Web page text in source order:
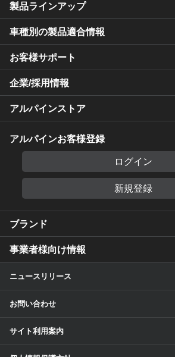
製品ラインアップ
車種別の製品適合情報
お客様サポート
企業/採用情報
アルパインストア
アルパインお客様登録
ログイン
新規登録
ブランド
事業者様向け情報
ニュースリリース
お問い合わせ
サイト利用案内